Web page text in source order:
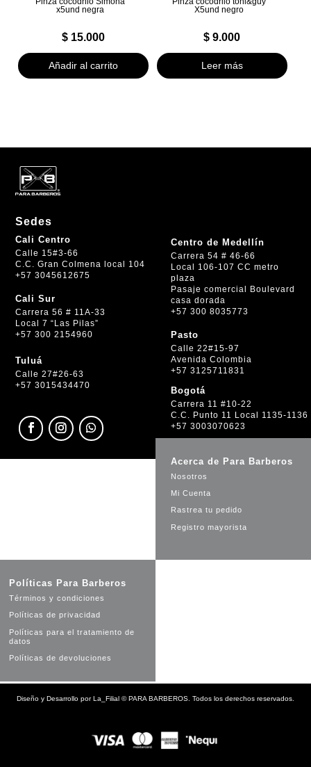
x5und negra
$15.000
Añadir al carrito
X5und negro
$ 9.000
Leer más
Sedes
Cali Centro
Calle 15#3-66
C.C. Gran Colmena local 104
+57 3045612675
Cali Sur
Carrera 56 # 11A-33
Local 7 “Las Pilas”
+57 300 2154960
Tuluá
Calle 27#26-63
+57 3015434470
Centro de Medellín
Carrera 54 # 46-66
Local 106-107 CC metro
plaza
Pasaje comercial Boulevard
casa dorada
+57 300 8035773
Pasto
Calle 22#15-97
Avenida Colombia
+57 3125711831
Bogotá
Carrera 11 #10-22
C.C. Punto 11 Local 1135-1136
+57 3003070623
Acerca de Para Barberos
Nosotros
Mi Cuenta
Rastrea tu pedido
Registro mayorista
Políticas Para Barberos
Términos y condiciones
Políticas de privacidad
Políticas para el tratamiento de
datos
Políticas de devoluciones
Diseño y Desarrollo porLa_Filial ©PARA BARBEROS. Todos los derechos reservados.